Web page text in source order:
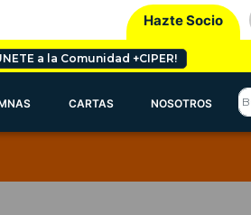
Hazte Socio
a la Comunidad +CIPER!
CARTAS NOSOTROS